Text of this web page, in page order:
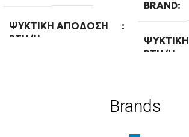
ΨΥΚΤΙΚΉ ΑΠΌΔΟΣΗ
BTU/H
BRAND
BTU/H
Brands